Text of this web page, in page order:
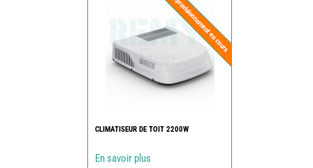
CLIMATISEUR DE TOIT 2200W
En savoir plus